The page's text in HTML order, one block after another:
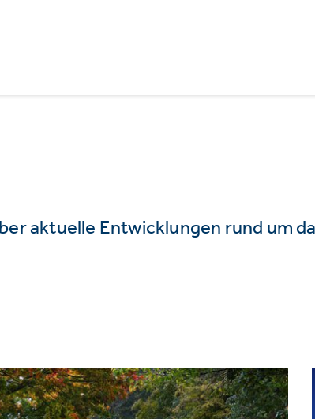
aktuelle Entwicklungen rund um